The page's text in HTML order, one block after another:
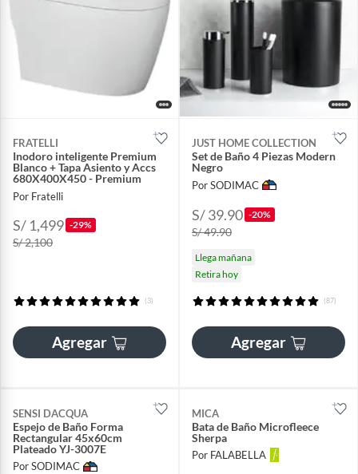
FRATELLI
Inodoro inteligente Premium
Blanco + Tapa Asiento y Accs
680X400X450 - Premium
Por Fratelli
S/ 1,499 -29%
S/ 2,100
(3)
Agregar
JUST HOME COLLECTION
Set de Baño 4 Piezas Modern
Negro
Por SODIMAC
S/ 39.90 -20%
S/ 49.90
Llega mañana
Retira hoy
(87)
Agregar
SENSI DACQUA
Espejo de Baño Forma
Rectangular 45x60cm
Plateado YJ-3007E
Por SODIMAC
MICA
Bata de Baño Microfleece
Sherpa
Por FALABELLA